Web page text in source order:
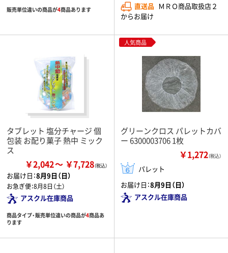
販売単位違いの商品が4商品あります
直送品 ＭＲＯ商品取扱店２
からお届け
タブレット 塩分チャージ 個
包装 お配り菓子 熱中 ミック
ス
￥2,042 ￥7,728
お届け日：8月9日（日）
お急ぎ便：8月8日（土）
アスクル在庫商品
商品タイプ・販売単位違いの商品が4商品あ
ります
人気商品
グリーンクロス パレットカバ
ー 6300003706 1枚
￥1,272（税込）
パレット
お届け日：8月9日（日）
アスクル在庫商品